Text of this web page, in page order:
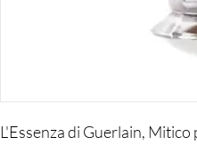
L'Essenza di Guerlain,